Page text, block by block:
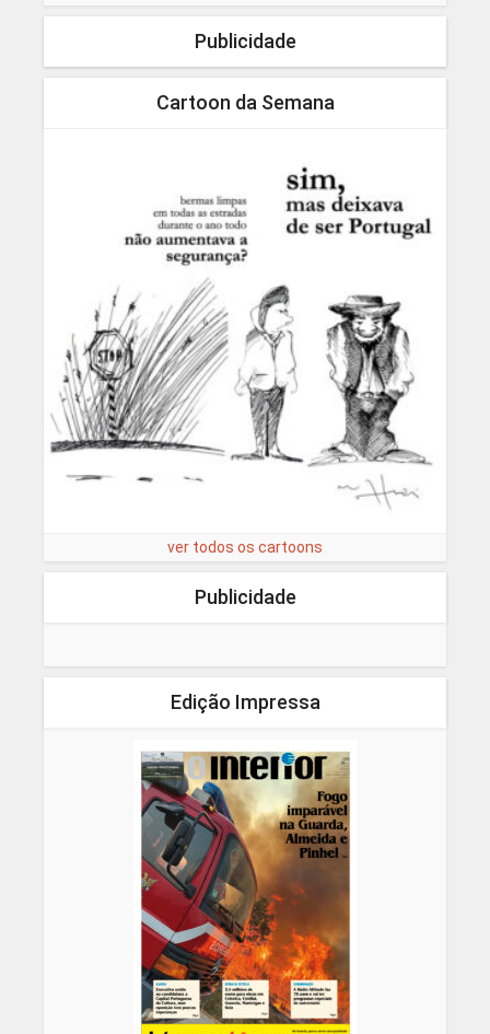
Publicidade
Cartoon da Semana
ver todos os cartoons
Publicidade
Edição Impressa